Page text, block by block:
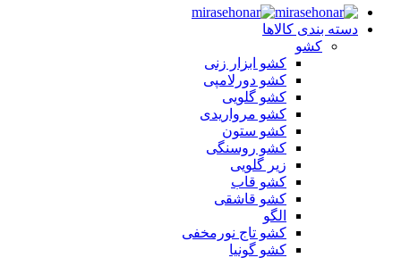
دسته بندی کالاها
کشو
کشو ابزار زنی
کشو دورلامپی
کشو گلویی
کشو مرواریدی
کشو ستون
کشو روسنگی
زیر گلویی
کشو قاب
کشو قاشقی
الگو
کشو تاج نورمخفی
کشو گونیا